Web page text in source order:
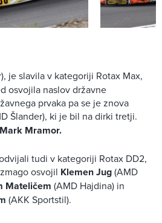
je slavila v kategoriji Rotax Max,
osvojila naslov državne
prvaka pa se je znova
Šlander), ki je bil na dirki tretji.
Mark Mramor.
tudi v kategoriji Rotax DD2,
osvojil Klemen Jug(AMD
Mateličem (AMD Hajdina) in
(AKK Sportstil).